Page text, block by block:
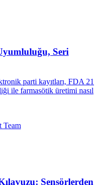
Seri
parti kayıtları, FDA 21
ile farmasötik üretimi nasıl
Team
Sensörlerden